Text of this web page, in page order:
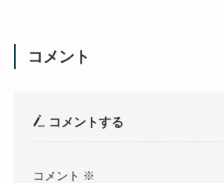
コメント
コメントする
コメント ※